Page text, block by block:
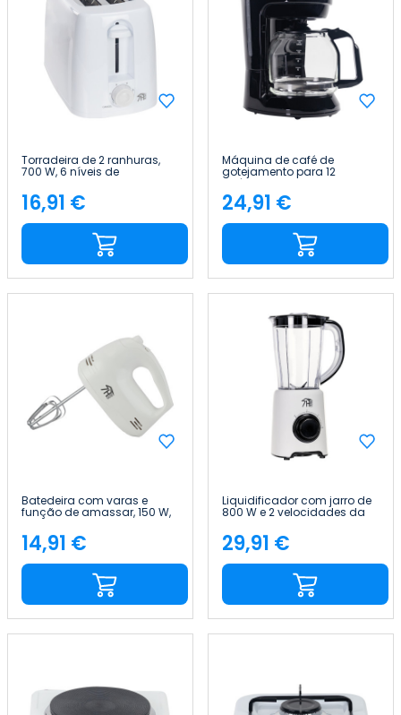
Torradeira de 2 ranhuras,
700 W, 6 níveis de
7house
Preço
16,91 €
Máquina de café de
gotejamento para 12
chávenas, 1,8 L, 900 W, Zeneo
7house
Preço
24,91 €
Batedeira com varas e
função de amassar, 150 W,
5 velocidades, função
«Whip» 7house
Preço
14,91 €
Liquidificador com jarro de
800 W e 2 velocidades da
Preço
29,91 €